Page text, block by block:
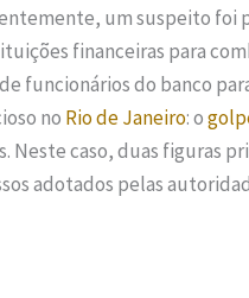
um suspeito foi
financeiras para
funcionários do banco
no Rio de Janeiro: o
Neste caso, duas figuras
adotados pelas